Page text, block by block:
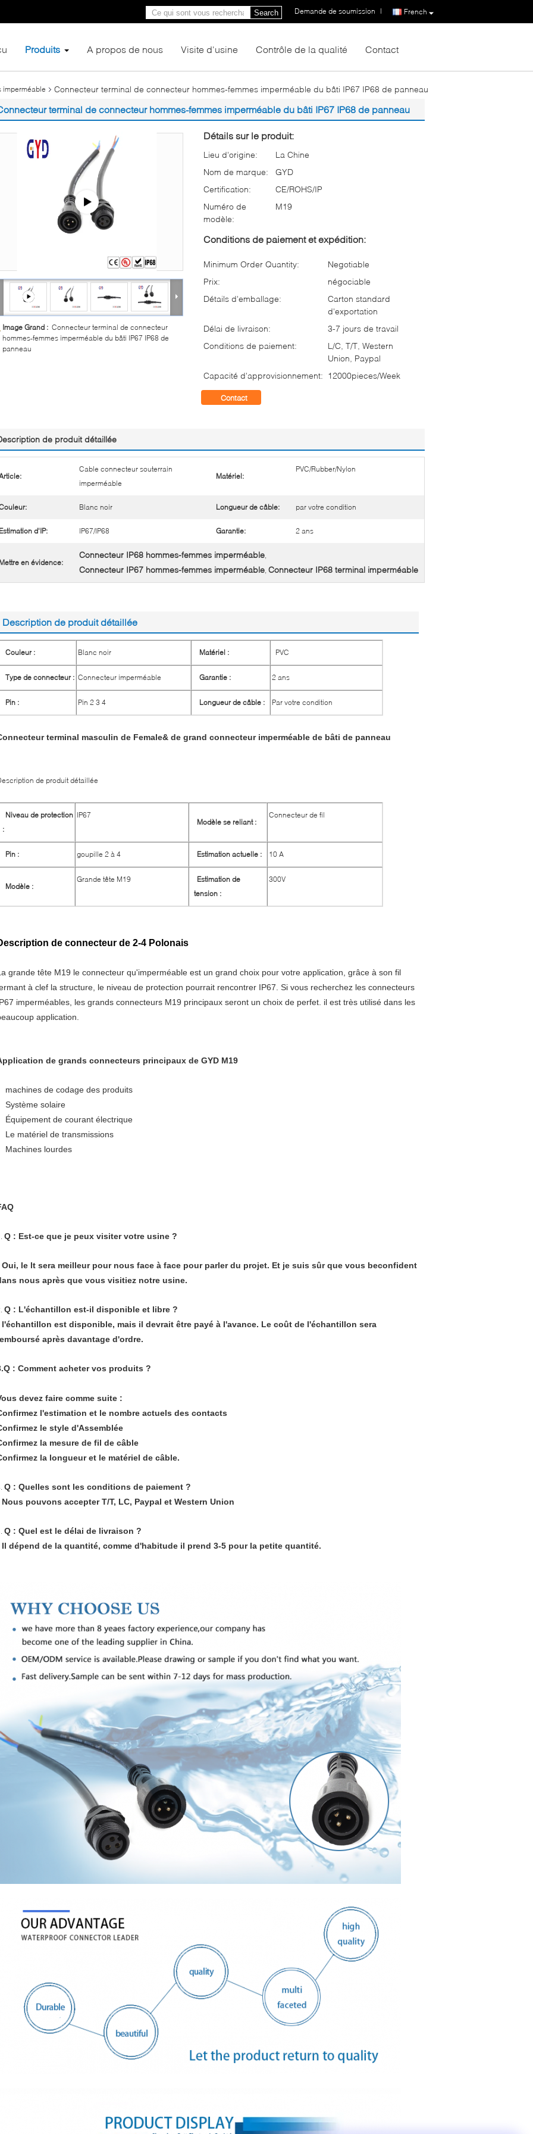
French
Demande de soumission |
Search
Produits A propos de nous Visite d'usine Contrôle de la qualité Contact
imperméable Connecteur terminal de connecteur hommes-femmes imperméable du bâti IP67 IP68 de panneau
terminal de connecteur hommes-femmes imperméable du bâti IP67 IP68 de panneau
Image Grand : Connecteur terminal de connecteur
hommes-femmes imperméable du bâti IP67 IP68 de
panneau
Détails sur le produit:
Lieu d'origine:
La Chine
Nom de marque:
GYD
Certification:
CE/ROHS/IP
Numéro de
modèle:
M19
Conditions de paiement et expédition:
Minimum Order Quantity:
Negotiable
Prix:
négociable
Détails d'emballage:
Carton standard
d'exportation
Délai de livraison:
3-7 jours de travail
Conditions de paiement:
L/C, T/T, Western
Union, Paypal
Capacité d'approvisionnement: 12000pieces/Week
Contact
de produit détaillée
Cable connecteur souterrain
imperméable
Matériel:
PVC/Rubber/Nylon
Blanc noir Longueur de câble: par votre condition
d'IP: IP67/IP68 Garantie: 2 ans
en évidence:
Connecteur IP68 hommes-femmes imperméable
Connecteur IP67 hommes-femmes imperméable Connecteur IP68 terminal imperméable
Description de produit détaillée
Couleur : Blanc noir Matériel : PVC
Type de connecteur : Connecteur imperméable Garantie : 2 ans
Pin : Pin 2 3 4 Longueur de câble : Par votre condition
terminal masculin de Female& de grand connecteur imperméable de bâti de panneau
de produit détaillée
Niveau de protection
:
IP67
Modèle se reliant :
Connecteur de fil
Pin : goupille 2 à 4 Estimation actuelle : 10 A
Modèle :
Grande tête M19
Estimation de
tension :
300V
de connecteur de 2-4 Polonais
grande tête M19 le connecteur qu'imperméable est un grand choix pour votre application, grâce à son fil
à clef la structure, le niveau de protection pourrait rencontrer IP67. Si vous recherchez les connecteurs
imperméables, les grands connecteurs M19 principaux seront un choix de perfet. il est très utilisé dans les
application.
de grands connecteurs principaux de GYD M19
machines de codage des produits
Système solaire
Équipement de courant électrique
Le matériel de transmissions
Machines lourdes
Q : Est-ce que je peux visiter votre usine ?
Oui, le lt sera meilleur pour nous face à face pour parler du projet. Et je suis sûr que vous beconfident
nous après que vous visitiez notre usine.
Q : L'échantillon est-il disponible et libre ?
l'échantillon est disponible, mais il devrait être payé à l'avance. Le coût de l'échantillon sera
après davantage d'ordre.
: Comment acheter vos produits ?
devez faire comme suite :
l'estimation et le nombre actuels des contacts
le style d'Assemblée
la mesure de fil de câble
la longueur et le matériel de câble.
Q : Quelles sont les conditions de paiement ?
Nous pouvons accepter T/T, LC, Paypal et Western Union
Q : Quel est le délai de livraison ?
Il dépend de la quantité, comme d'habitude il prend 3-5 pour la petite quantité.